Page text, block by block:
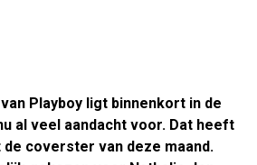
Playboy ligt binnenkort in de
al veel aandacht voor. Dat heeft
coverster van deze maand.